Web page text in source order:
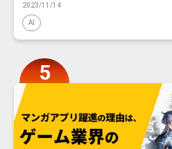
2023/11/14
AI